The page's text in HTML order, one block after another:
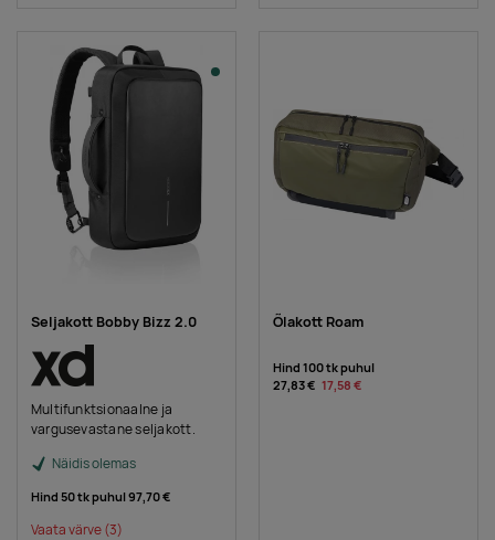
Seljakott Bobby Bizz 2.0
Multifunktsionaalne ja
vargusevastane seljakott.
Näidis olemas
Hind 50 tk puhul97,70 €
Vaata värve(3)
Õlakott Roam
Hind 100 tk puhul
27,83 € 17,58 €